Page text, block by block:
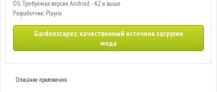
OS: Требуемая версия Android - 4.2 и выше
Разработчик: Playrix
Gardenscapes: качественный источник загрузки
мода
Описание приложения